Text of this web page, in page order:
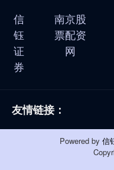
信
钰
证
券
南京股
票配资
网
友情链接：
Powered by 信